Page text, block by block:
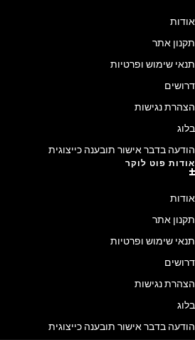
אודות
תקנון אתר
תנאי שימוש ופרטיות
דרושים
הצהרת נגישות
בלוג
הודעה בדבר אישור תובענה כייצוגית
אודות פוט לוקר
אודות
תקנון אתר
תנאי שימוש ופרטיות
דרושים
הצהרת נגישות
בלוג
הודעה בדבר אישור תובענה כייצוגית